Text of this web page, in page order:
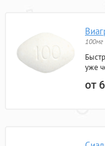
100мг
уже
от